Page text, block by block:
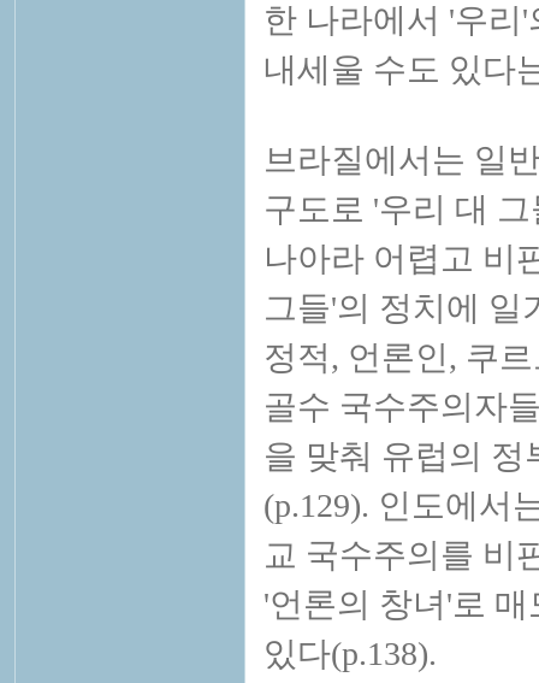
한 나라에서 '우리
내세울 수도 있다
브라질에서는 일
구도로 '우리 대
나아라 어렵고 비
그들'의 정치에 일
정적, 언론인, 쿠
골수 국수주의자
을 맞춰 유럽의
(p.129). 인도에서
교 국수주의를 비
'언론의 창녀'로
있다(p.138).